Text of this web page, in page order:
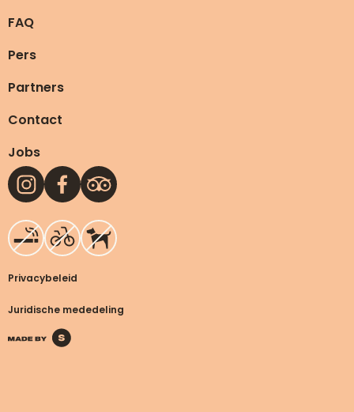
FAQ
Pers
Partners
Contact
Jobs
Privacybeleid
Juridische mededeling